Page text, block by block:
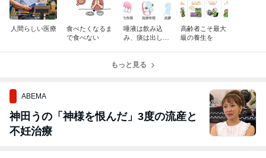
人間らしい医療
食べたくなるま
で食べない
唾液は飲み込
み、痰は出して
高齢者こそ最大
級の養生を
もっと見る
ABEMA
神田うの「神様を恨んだ」3度の流産と
不妊治療